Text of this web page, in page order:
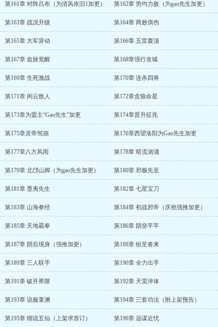
第161章 对阵吕布（为清风依旧1加更） 第162章 势均力敌（为gao先生加更）
第163章 战况升级 第164章 两败俱伤
第165章 大军异动 第166章 五雷轰顶
第167章 血脉觉醒 第168章强行攻城
第169章 生死激战 第170章 连杀四将
第171章 闲云散人 第172章贪狼命星
第173章为盟主“Gao先生”加更 第174章晋升征兆
第175章灵帝驾崩 第176章西望洛阳为Gao先生加更
第177章八方风雨 第178章 暗流汹涌
第179章 北邙山脚（为gao先生加更） 第180章 邪极先至
第181章 墨夷先生 第182章 七星宝刀
第183章 山海拳经 第184章 初战邪帝（庆祝强推加更）
第185章 天地霸拳 第186章 阴癸芊芊
第187章 阴后现身（强推加更） 第188章 纷至沓来
第189章 三人联手 第190章 全力出手
第191章 破开界限 第192章 天雷淬体
第193章 说服童渊 第194章 三套功法（附上架预告）
第195章 细说五仙（上架求首订） 第196章 远谋近忧